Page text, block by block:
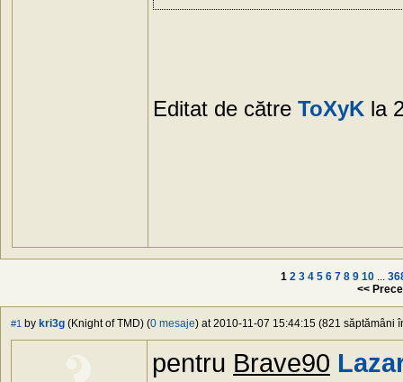
Editat de către ToXyK la
1 2 3 4 5 6 7 8 9 10 ...
<<
#1 by kri3g (Knight of TMD) (0 mesaje) at 2010-11-07 15:44:15 (821 săptămâni
pentru Brave90